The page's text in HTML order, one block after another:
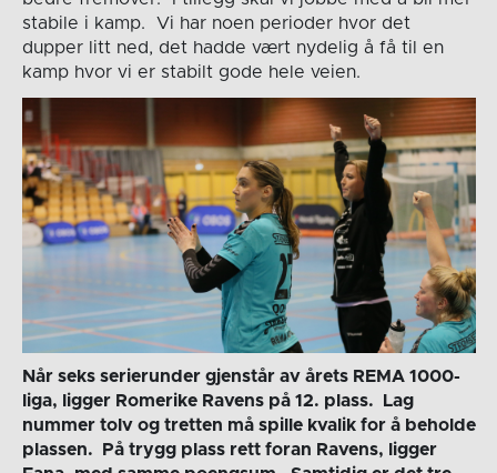
stabile i kamp. Vi har noen perioder hvor det
dupper litt ned, det hadde vært nydelig å få til en
kamp hvor vi er stabilt gode hele veien.
Når seks serierunder gjenstår av årets REMA 1000-
liga, ligger Romerike Ravens på 12. plass. Lag
nummer tolv og tretten må spille kvalik for å beholde
plassen. På trygg plass rett foran Ravens, ligger